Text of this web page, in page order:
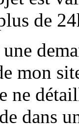
de
mon
dans